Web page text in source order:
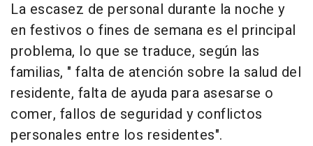
La escasez de personal durante la noche y
en festivos o fines de semana es el principal
problema, lo que se traduce, según las
familias, " falta de atención sobre la salud del
residente, falta de ayuda para asesarse o
comer, fallos de seguridad y conflictos
personales entre los residentes".